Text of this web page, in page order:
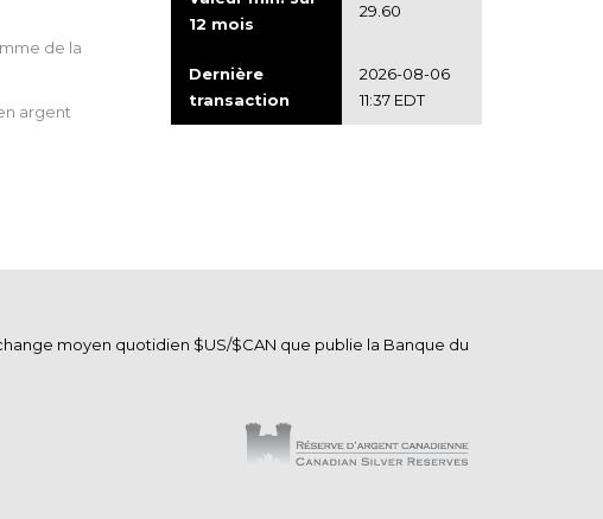
de la
argent
12 mois
29.60
Dernière
transaction
2026-08-06
11:37 EDT
moyen quotidien $US/$CAN que publie la Banque du